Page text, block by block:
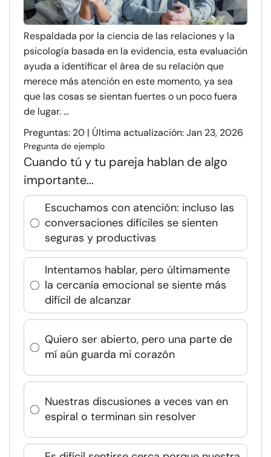
Respaldada por la ciencia de las relaciones y la
psicología basada en la evidencia, esta evaluación
ayuda a identificar el área de su relación que
merece más atención en este momento, ya sea
que las cosas se sientan fuertes o un poco fuera
de lugar. ...
Preguntas: 20 | Última actualización: Jan 23, 2026
Pregunta de ejemplo
Cuando tú y tu pareja hablan de algo
importante...
Escuchamos con atención: incluso las
conversaciones difíciles se sienten
seguras y productivas
Intentamos hablar, pero últimamente
la cercanía emocional se siente más
difícil de alcanzar
Quiero ser abierto, pero una parte de
mí aún guarda mi corazón
Nuestras discusiones a veces van en
espiral o terminan sin resolver